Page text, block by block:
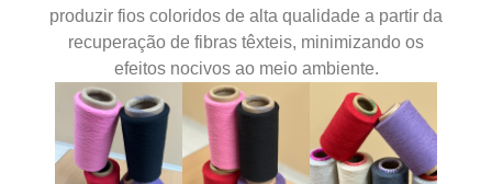
produzir fios coloridos de alta qualidade a partir da
recuperação de fibras têxteis, minimizando os
efeitos nocivos ao meio ambiente.